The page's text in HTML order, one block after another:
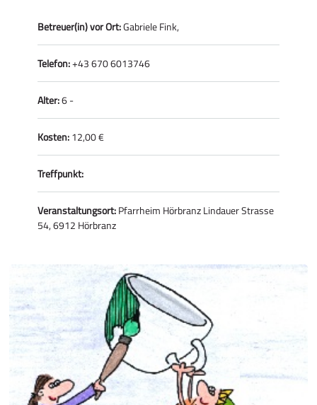
Betreuer(in) vor Ort:Gabriele Fink,
Telefon:+43 670 6013746
Alter:6 -
Kosten:12,00 €
Treffpunkt:
Veranstaltungsort:Pfarrheim Hörbranz Lindauer Strasse
54, 6912 Hörbranz